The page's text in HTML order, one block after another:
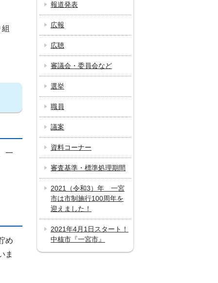
一
め
ま
報道発表
広報
広聴
審議会・委員会など
選挙
職員
議案
資料コーナー
審査基準・標準処理期間
2021（令和3）年 一宮
市は市制施行100周年を
迎えました！
2021年4月1日スタート！
中核市『一宮市』